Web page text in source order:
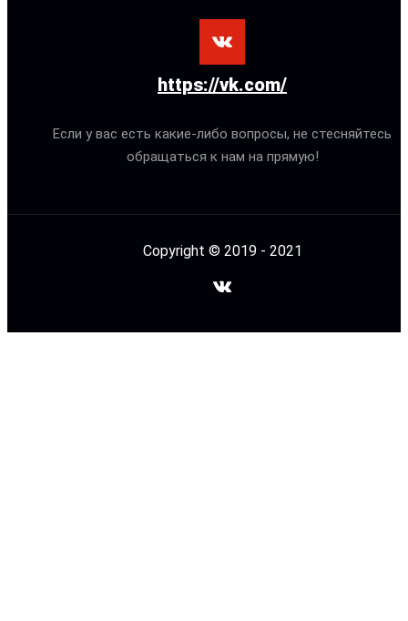
https://vk.com/
Если у вас есть какие-либо вопросы, не стесняйтесь
обращаться к нам на прямую!
Copyright © 2019 - 2021